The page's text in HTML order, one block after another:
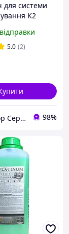
системи
K2
150
5.0 (2)
Акумулятор Сервіс 98%